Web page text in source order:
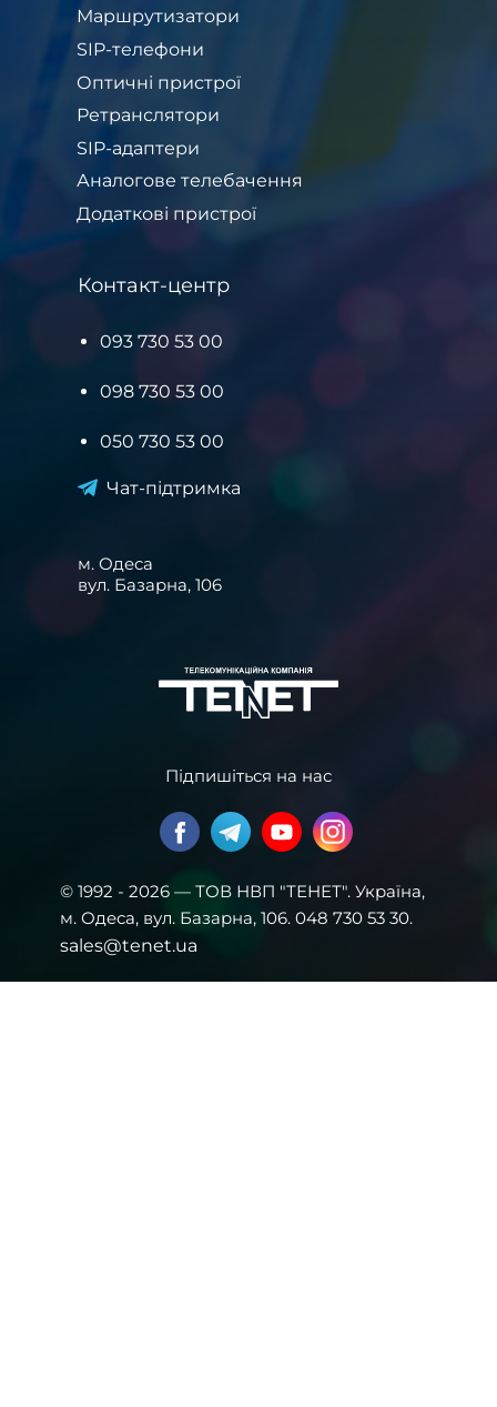
Маршрутизатори
SIP-телефони
Оптичні пристрої
Ретранслятори
SIP-адаптери
Аналогове телебачення
Додаткові пристрої
Контакт-центр
093 730 53 00
098 730 53 00
050 730 53 00
Чат-підтримка
м. Одеса
вул. Базарна, 106
Підпишіться на нас
© 1992 - 2026 — ТОВ НВП "ТЕНЕТ". Українa,
м. Одеса, вул. Базарна, 106. 048 730 53 30.
sales@tenet.ua